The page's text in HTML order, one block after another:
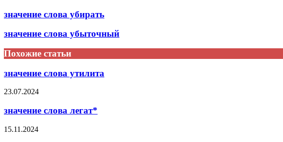
значение слова убирать
значение слова убыточный
Похожие статьи
значение слова утилита
23.07.2024
значение слова легат*
15.11.2024